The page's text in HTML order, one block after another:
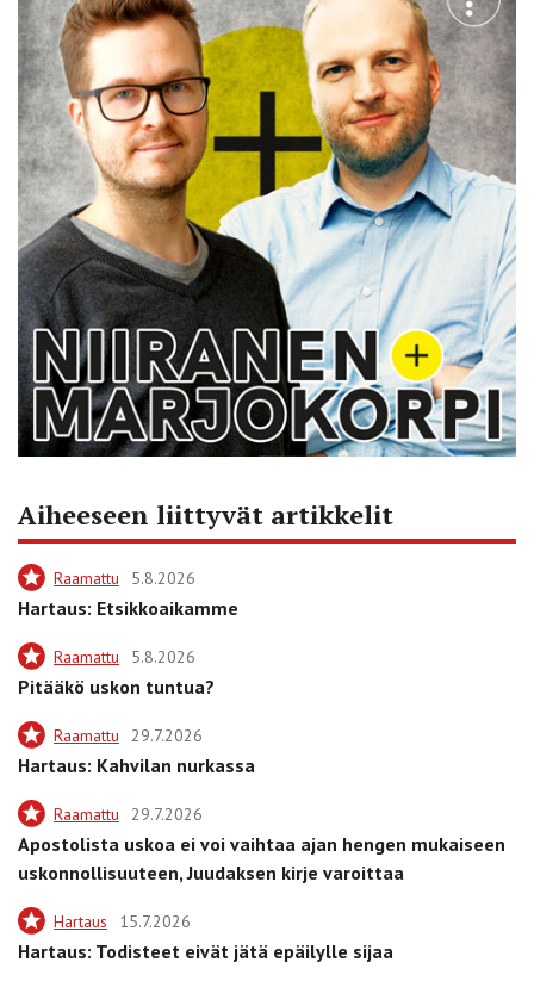
Aiheeseen liittyvät artikkelit
Raamattu 5.8.2026
Hartaus: Etsikkoaikamme
Raamattu 5.8.2026
Pitääkö uskon tuntua?
Raamattu 29.7.2026
Hartaus: Kahvilan nurkassa
Raamattu 29.7.2026
Apostolista uskoa ei voi vaihtaa ajan hengen mukaiseen
uskonnollisuuteen, Juudaksen kirje varoittaa
Hartaus 15.7.2026
Hartaus: Todisteet eivät jätä epäilylle sijaa